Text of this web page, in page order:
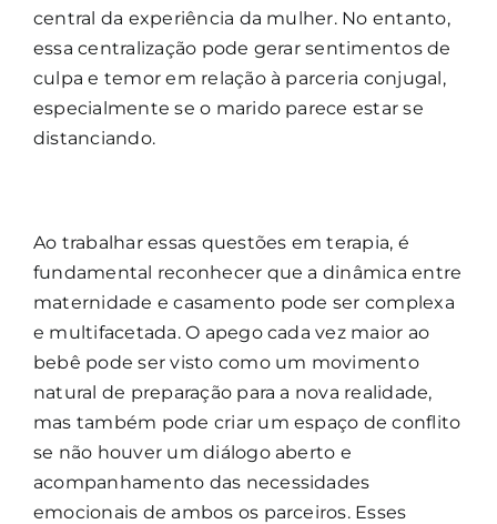
central da experiência da mulher. No entanto,
essa centralização pode gerar sentimentos de
culpa e temor em relação à parceria conjugal,
especialmente se o marido parece estar se
distanciando.
Ao trabalhar essas questões em terapia, é
fundamental reconhecer que a dinâmica entre
maternidade e casamento pode ser complexa
e multifacetada. O apego cada vez maior ao
bebê pode ser visto como um movimento
natural de preparação para a nova realidade,
mas também pode criar um espaço de conflito
se não houver um diálogo aberto e
acompanhamento das necessidades
emocionais de ambos os parceiros. Esses